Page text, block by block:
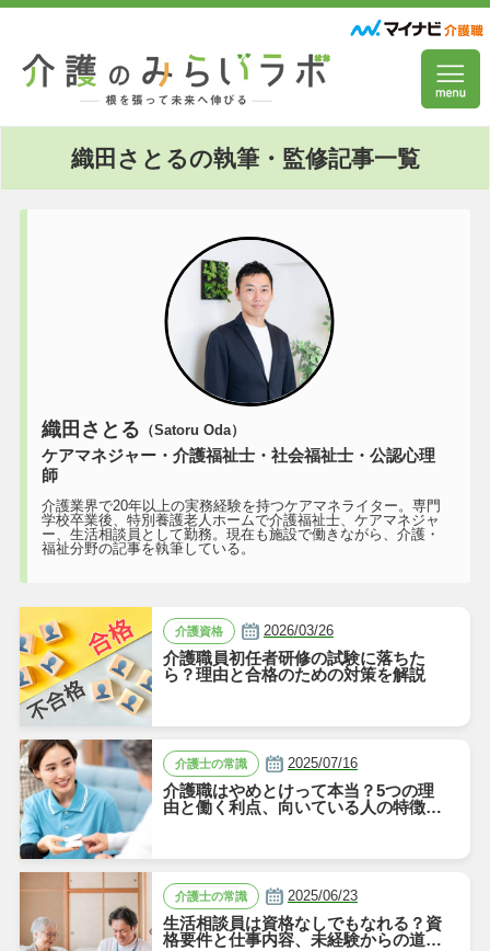
織田さとるの執筆・監修記事一覧
織田さとる （Satoru Oda）
ケアマネジャー・介護福祉士・社会福祉士・公認心理
師
介護業界で20年以上の実務経験を持つケアマネライター。専門
学校卒業後、特別養護老人ホームで介護福祉士、ケアマネジャ
ー、生活相談員として勤務。現在も施設で働きながら、介護・
福祉分野の記事を執筆している。
介護資格 2026/03/26
介護職員初任者研修の試験に落ちた
ら？理由と合格のための対策を解説
介護士の常識 2025/07/16
介護職はやめとけって本当？5つの理
由と働く利点、向いている人の特徴を
介護士の常識 2025/06/23
生活相談員は資格なしでもなれる？資
格要件と仕事内容、未経験からの道の